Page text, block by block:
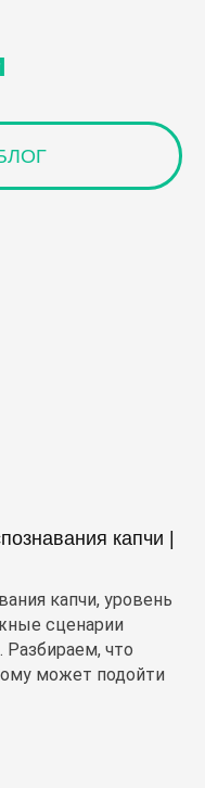
капчи |
капчи, уровень
сценарии
Разбираем, что
может подойти